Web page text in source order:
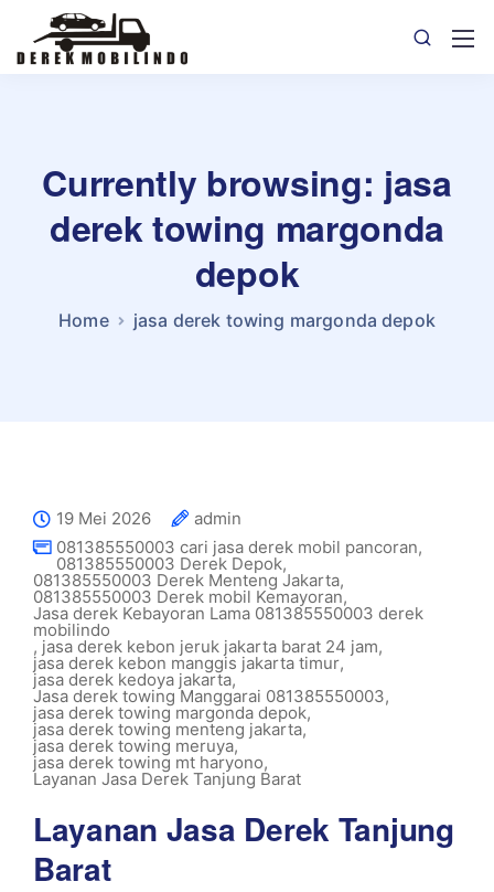
Currently browsing: jasa
derek towing margonda
depok
Home jasa derek towing margonda depok
19 Mei 2026
admin
081385550003 cari jasa derek mobil pancoran,
081385550003 Derek Depok,
081385550003 Derek Menteng Jakarta,
081385550003 Derek mobil Kemayoran,
Jasa derek Kebayoran Lama 081385550003 derek
mobilindo
, jasa derek kebon jeruk jakarta barat 24 jam,
jasa derek kebon manggis jakarta timur,
jasa derek kedoya jakarta,
Jasa derek towing Manggarai 081385550003,
jasa derek towing margonda depok,
jasa derek towing menteng jakarta,
jasa derek towing meruya,
jasa derek towing mt haryono,
Layanan Jasa Derek Tanjung Barat
Layanan Jasa Derek Tanjung
Barat